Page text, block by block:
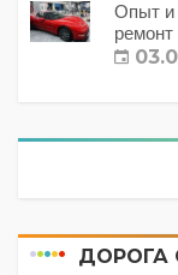
Опыт и
ремонт
ДОРОГА